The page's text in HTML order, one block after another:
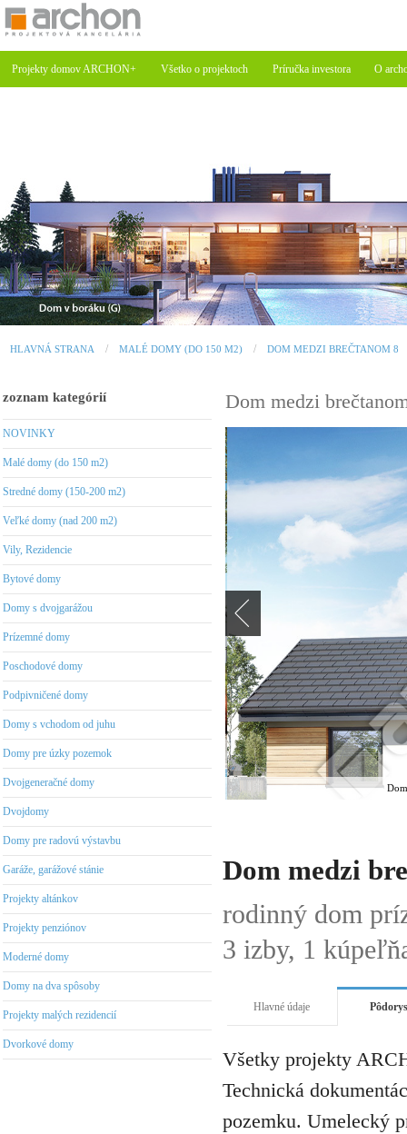
Projekty domov ARCHON+ Všetko o projektoch Príručka investora O
HLAVNÁ STRANA MALÉ DOMY (DO 150 M2) DOM MEDZI BREČTANOM 8
zoznam kategórií
NOVINKY
Malé domy (do 150 m2)
Stredné domy (150-200 m2)
Veľké domy (nad 200 m2)
Vily, Rezidencie
Bytové domy
Domy s dvojgarážou
Prízemné domy
Poschodové domy
Podpivničené domy
Domy s vchodom od juhu
Domy pre úzky pozemok
Dvojgeneračné domy
Dvojdomy
Domy pre radovú výstavbu
Garáže, garážové stánie
Projekty altánkov
Projekty penziónov
Moderné domy
Domy na dva spôsoby
Projekty malých rezidencií
Dvorkové domy
Dom medzi
Dom medzi
rodinný dom
3 izby, 1
Hlavné údaje
Všetky projekty
Technická
pozemku. Umelecký